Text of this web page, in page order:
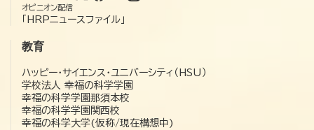
オピニオン配信
「HRPニュースファイル」
教育
ハッピー・サイエンス・ユニバーシティ（HSU）
学校法人 幸福の科学学園
幸福の科学学園那須本校
幸福の科学学園関西校
幸福の科学大学(仮称/現在構想中)